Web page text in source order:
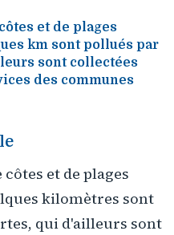
et de plages
km sont pollués par
sont collectées
des communes
et de plages
kilomètres sont
qui d'ailleurs sont